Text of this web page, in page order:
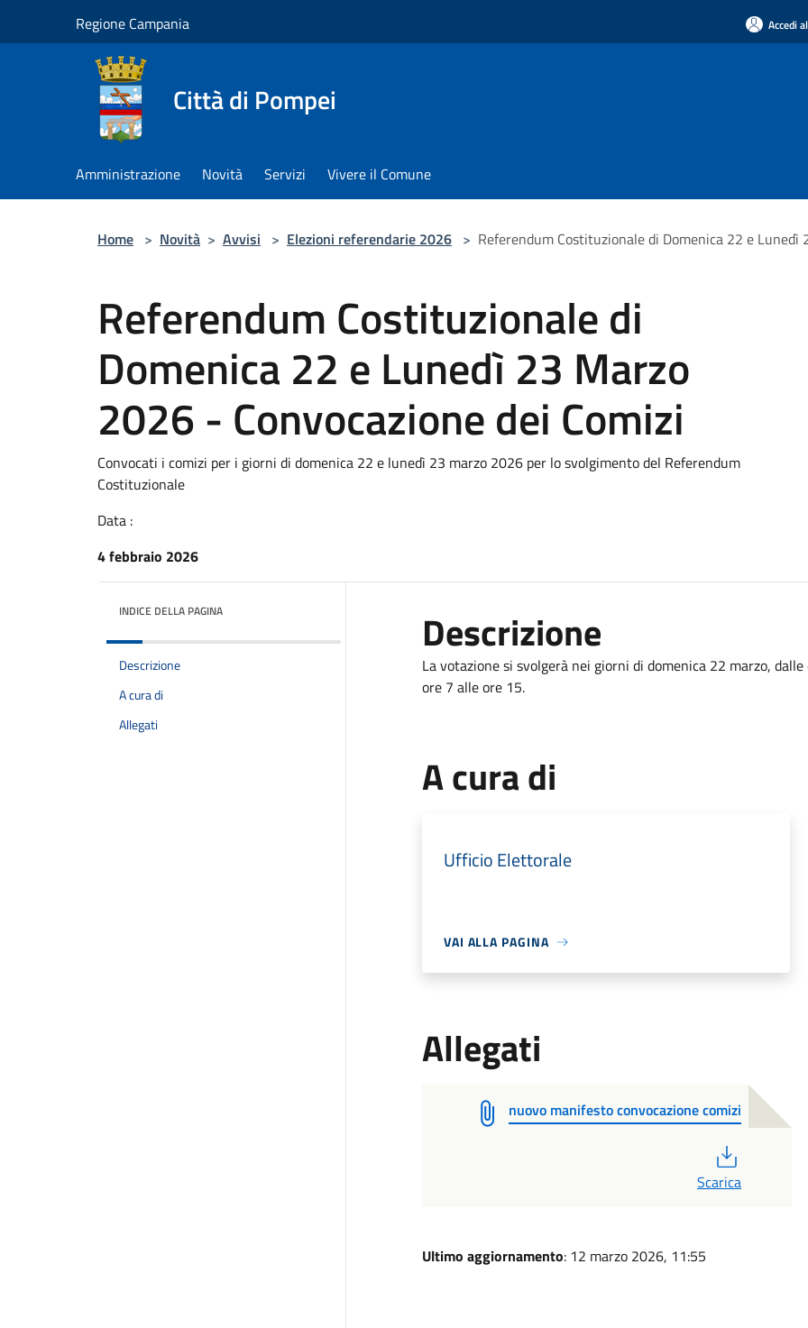
Regione Campania Accedi
Città di Pompei
Amministrazione Novità Servizi Vivere il Comune
Home > Novità > Avvisi > Elezioni referendarie 2026 > Referendum Costituzionale di Domenica 22 e
Referendum Costituzionale di
Domenica 22 e Lunedì 23 Marzo
2026 - Convocazione dei Comizi
Convocati i comizi per i giorni di domenica 22 e lunedì 23 marzo 2026 per lo svolgimento del Referendum
Costituzionale
Data :
4 febbraio 2026
INDICE DELLA PAGINA
Descrizione
A cura di
Allegati
Descrizione
La votazione si svolgerà nei giorni di domenica 22 marzo,
ore 7 alle ore 15.
A cura di
Ufficio Elettorale
VAI ALLA PAGINA
Allegati
nuovo manifesto convocazione comizi
Scarica
Ultimo aggiornamento: 12 marzo 2026, 11:55